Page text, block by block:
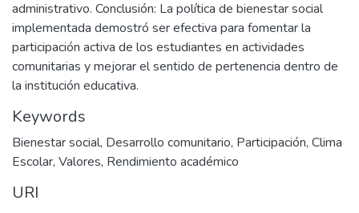
administrativo. Conclusión: La política de bienestar social
implementada demostró ser efectiva para fomentar la
participación activa de los estudiantes en actividades
comunitarias y mejorar el sentido de pertenencia dentro de
la institución educativa.
Keywords
Bienestar social, Desarrollo comunitario, Participación, Clima
Escolar, Valores, Rendimiento académico
URI